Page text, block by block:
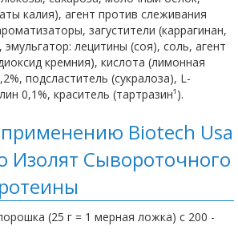
калия), агент против слеживания
загустители (каррагинан,
лецитины (соя), соль, агент
кремния), кислота (лимонная
подсластитель (сукралоза), L-
0,1%, краситель (тартразин¹).
Biotech Usa
Изолят Сывороточного
(25 г = 1 мерная ложка) с 200 -